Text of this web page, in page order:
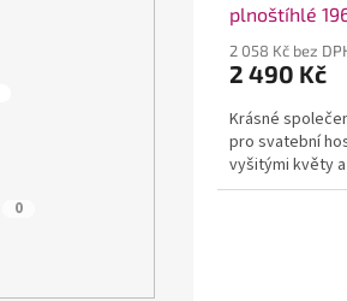
0
plnoštíhlé
2 058 Kč bez
2 490 Kč
Krásné
pro svatební
vyšitými květy